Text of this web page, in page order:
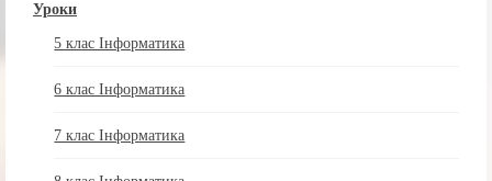
Уроки
5 клас Інформатика
6 клас Інформатика
7 клас Інформатика